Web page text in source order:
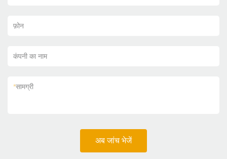
फ़ोन
कंपनी का नाम
*सामग्री
अब जांच भेजें